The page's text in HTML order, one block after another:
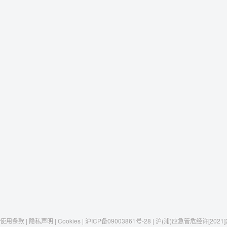
使用条款 | 隐私声明 | Cookies | 沪ICP备09003861号-28 | 沪(浦)应急管危经许